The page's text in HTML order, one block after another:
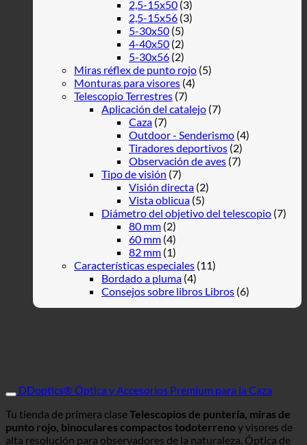
2,5-15x50 (3)
2,5-15x56 (3)
5-30x50 (5)
4-40x50 (2)
5-30x56 (2)
Miras réflex de punto rojo (5)
Monturas para visores (4)
Telescopio Terrestres (7)
Aplicación del catalejo (7)
Caza (7)
Outdoor - Senderismo (4)
Tiradores deportivos (2)
Observación de aves (7)
Tipo de visión (7)
Visión directa (2)
Vista oblicua (5)
Diámetro del objetivo del telescopio (7)
80 mm (2)
60 mm (4)
82 mm (1)
Características especiales (11)
Bordado a pluma (4)
Consejos sobre libros Libros (6)
DDoptics® Óptica y Accesorios Premium para la Caza
Tu tienda de primera claseTelescopios de puntería, miras de
punto rojo, binoculares compactos todoterrenoy visores de
alta resolución para observadores de la naturaleza. Óptica de